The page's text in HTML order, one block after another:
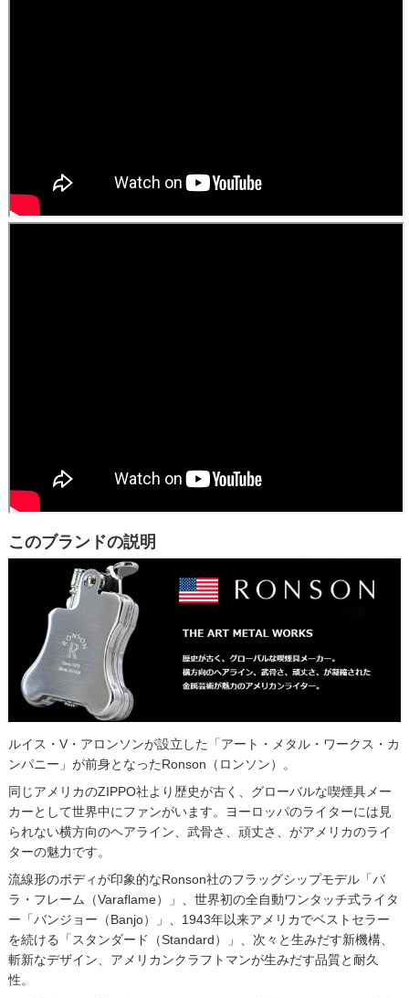
このブランドの説明
ルイス・V・アロンソンが設立した「アート・メタル・ワークス・カ
ンパニー」が前身となったRonson（ロンソン）。
同じアメリカのZIPPO社より歴史が古く、グローバルな喫煙具メー
カーとして世界中にファンがいます。ヨーロッパのライターには見
られない横方向のヘアライン、武骨さ、頑丈さ、がアメリカのライ
ターの魅力です。
流線形のボディが印象的なRonson社のフラッグシップモデル「バ
ラ・フレーム（Varaflame）」、世界初の全自動ワンタッチ式ライタ
ー「バンジョー（Banjo）」、1943年以来アメリカでベストセラー
を続ける「スタンダード（Standard）」、次々と生みだす新機構、
斬新なデザイン、アメリカンクラフトマンが生みだす品質と耐久
性。